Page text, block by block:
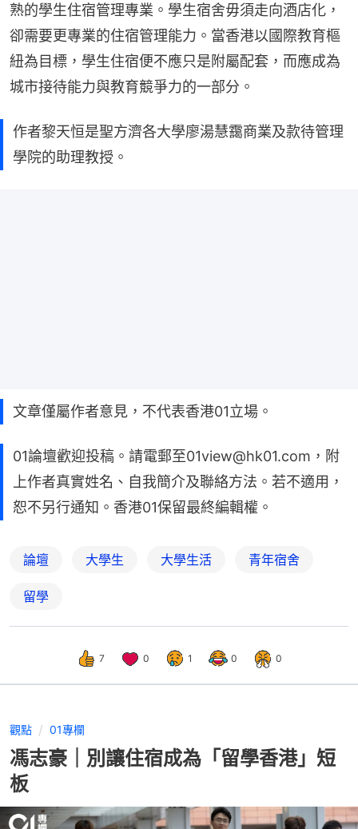
熟的學生住宿管理專業。學生宿舍毋須走向酒店化，
卻需要更專業的住宿管理能力。當香港以國際教育樞
紐為目標，學生住宿便不應只是附屬配套，而應成為
城市接待能力與教育競爭力的一部分。
作者黎天恒是聖方濟各大學廖湯慧靄商業及款待管理
學院的助理教授。
文章僅屬作者意見，不代表香港01立場。
01論壇歡迎投稿。請電郵至01view@hk01.com，附
上作者真實姓名、自我簡介及聯絡方法。若不適用，
恕不另行通知。香港01保留最終編輯權。
論壇 大學生 大學生活 青年宿舍
留學
7 0 1 0 0
觀點 01專欄
馮志豪｜別讓住宿成為「留學香港」短
板